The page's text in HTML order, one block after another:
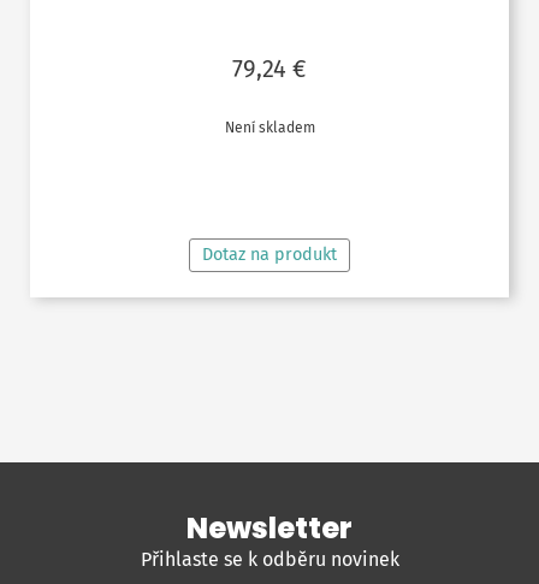
79,24 €
Není skladem
Dotaz na produkt
Newsletter
Přihlaste se k odběru novinek